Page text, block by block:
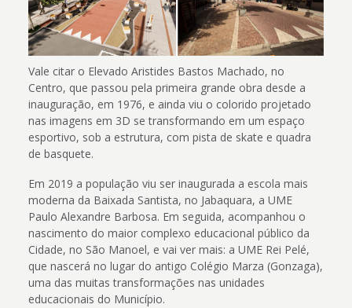
Vale citar o Elevado Aristides Bastos Machado, no
Centro, que passou pela primeira grande obra desde a
inauguração, em 1976, e ainda viu o colorido projetado
nas imagens em 3D se transformando em um espaço
esportivo, sob a estrutura, com pista de skate e quadra
de basquete.
Em 2019 a população viu ser inaugurada a escola mais
moderna da Baixada Santista, no Jabaquara, a UME
Paulo Alexandre Barbosa. Em seguida, acompanhou o
nascimento do maior complexo educacional público da
Cidade, no São Manoel, e vai ver mais: a UME Rei Pelé,
que nascerá no lugar do antigo Colégio Marza (Gonzaga),
uma das muitas transformações nas unidades
educacionais do Município.